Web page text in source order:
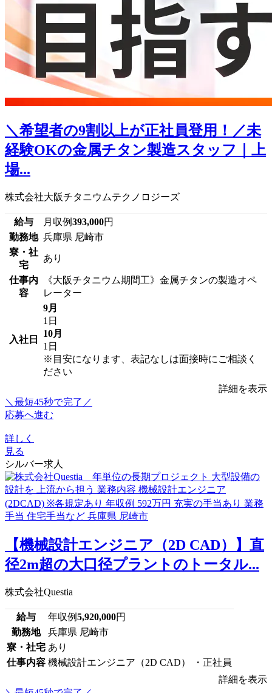
＼希望者の9割以上が正社員登用！／未
経験OKの金属チタン製造スタッフ｜上
場...
株式会社大阪チタニウムテクノロジーズ
給与 月収例393,000円
勤務地 兵庫県 尼崎市
寮・社
宅
あり
仕事内
容
《大阪チタニウム期間工》金属チタンの製造オペ
レーター
入社日
9月
1日
10月
1日
※目安になります、表記なしは面接時にご相談く
ださい
詳細を表示
＼最短45秒で完了／
応募へ進む
詳しく
見る
シルバー求人
【機械設計エンジニア（2D CAD）】直
径2m超の大口径プラントのトータル...
株式会社Questia
給与 年収例5,920,000円
勤務地
兵庫県 尼崎市
寮・社宅 あり
仕事内容 機械設計エンジニア（2D CAD） ・正社員
詳細を表示